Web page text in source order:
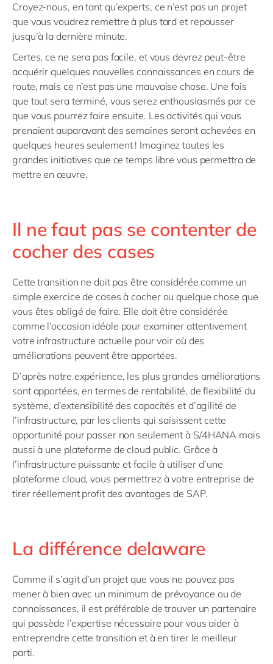
Croyez-nous, en tant qu’experts, ce n’est pas un projet
que vous voudrez remettre à plus tard et repousser
jusqu’à la dernière minute.
Certes, ce ne sera pas facile, et vous devrez peut-être
acquérir quelques nouvelles connaissances en cours de
route, mais ce n’est pas une mauvaise chose. Une fois
que tout sera terminé, vous serez enthousiasmés par ce
que vous pourrez faire ensuite. Les activités qui vous
prenaient auparavant des semaines seront achevées en
quelques heures seulement ! Imaginez toutes les
grandes initiatives que ce temps libre vous permettra de
mettre en œuvre.
Il ne faut pas se contenter de
cocher des cases
Cette transition ne doit pas être considérée comme un
simple exercice de cases à cocher ou quelque chose que
vous êtes obligé de faire. Elle doit être considérée
comme l’occasion idéale pour examiner attentivement
votre infrastructure actuelle pour voir où des
améliorations peuvent être apportées.
D’après notre expérience, les plus grandes améliorations
sont apportées, en termes de rentabilité, de flexibilité du
système, d’extensibilité des capacités et d’agilité de
l’infrastructure, par les clients qui saisissent cette
opportunité pour passer non seulement à S/4HANA mais
aussi à une plateforme de cloud public. Grâce à
l’infrastructure puissante et facile à utiliser d’une
plateforme cloud, vous permettrez à votre entreprise de
tirer réellement profit des avantages de SAP.
La différence delaware
Comme il s’agit d’un projet que vous ne pouvez pas
mener à bien avec un minimum de prévoyance ou de
connaissances, il est préférable de trouver un partenaire
qui possède l’expertise nécessaire pour vous aider à
entreprendre cette transition et à en tirer le meilleur
parti.